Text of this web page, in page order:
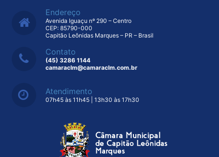
Endereço
Avenida Iguaçu nº 290 – Centro
CEP: 85790-000
Capitão Leônidas Marques – PR – Brasil
Contato
(45) 3286 1144
camaraclm@camaraclm.com.br
Atendimento
07h45 às 11h45 | 13h30 às 17h30